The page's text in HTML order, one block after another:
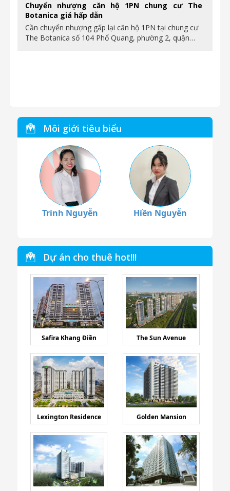
Chuyển nhượng căn hộ 1PN chung cư The
Botanica giá hấp dẫn
Cần chuyển nhượng gấp lại căn hộ 1PN tại chung cư
The Botanica số 104 Phổ Quang, phường 2, quận…
Môi giới tiêu biểu
Trinh Nguyễn Hiền Nguyễn
Dự án cho thuê hot!!!
Safira Khang Điền The Sun Avenue
Lexington Residence Golden Mansion